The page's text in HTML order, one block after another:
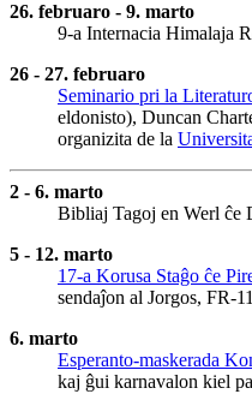
26. februaro - 9. marto
9-a Internacia Himalaja
26 - 27. februaro
Seminario pri la
eldonisto), Duncan
organizita de la
2 - 6. marto
Bibliaj Tagoj en Werl ĉe
5 - 12. marto
17-a Korusa Staĝo ĉe
sendaĵon al Jorgos, FR-
6. marto
Esperanto-maskerada
kaj ĝui karnavalon kiel